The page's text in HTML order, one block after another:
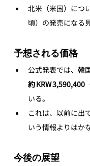
北米（米国）につ
頃）の発売になる
予想される価格
公式発表では、韓
約 KRW 3,590,400
いる。
これは、以前に出
いう情報よりはか
今後の展望